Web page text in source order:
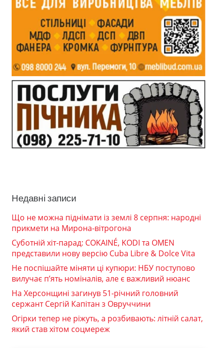
Недавні записи
Що не можна піднімати із землі 8 серпня: народні
прикмети на Мирона-вітрогона
Суботній хіт-парад: COKAINÉ, KODI та OMEN
представили нову версію Cuba Libre & Dolce Vita
Не поспішайте міняти ці купюри: НБУ поступово
вилучає п’ять номіналів, але є важливий нюанс
На Херсонщині загинув 51-річний головний
сержант Сергій Капітан з Овруччини
Огірки тепер не ріжуть, а розбивають: літній салат,
який став хітом соцмереж